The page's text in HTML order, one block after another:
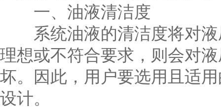
一、油液清洁度
系统油液的清洁度将对液
理想或不符合要求，则会对
坏。因此，用户要选用且适
设计。